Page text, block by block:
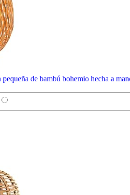
de bambú bohemio hecha a